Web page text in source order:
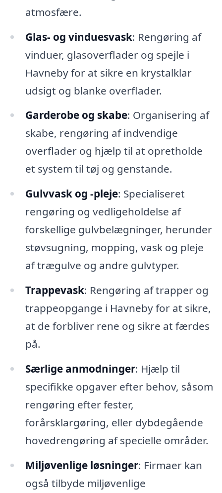
atmosfære.
Glas- og vinduesvask: Rengøring af
vinduer, glasoverflader og spejle i
Havneby for at sikre en krystalklar
udsigt og blanke overflader.
Garderobe og skabe: Organisering af
skabe, rengøring af indvendige
overflader og hjælp til at opretholde
et system til tøj og genstande.
Gulvvask og -pleje: Specialiseret
rengøring og vedligeholdelse af
forskellige gulvbelægninger, herunder
støvsugning, mopping, vask og pleje
af trægulve og andre gulvtyper.
Trappevask: Rengøring af trapper og
trappeopgange i Havneby for at sikre,
at de forbliver rene og sikre at færdes
på.
Særlige anmodninger: Hjælp til
specifikke opgaver efter behov, såsom
rengøring efter fester,
forårsklargøring, eller dybdegående
hovedrengøring af specielle områder.
Miljøvenlige løsninger: Firmaer kan
også tilbyde miljøvenlige